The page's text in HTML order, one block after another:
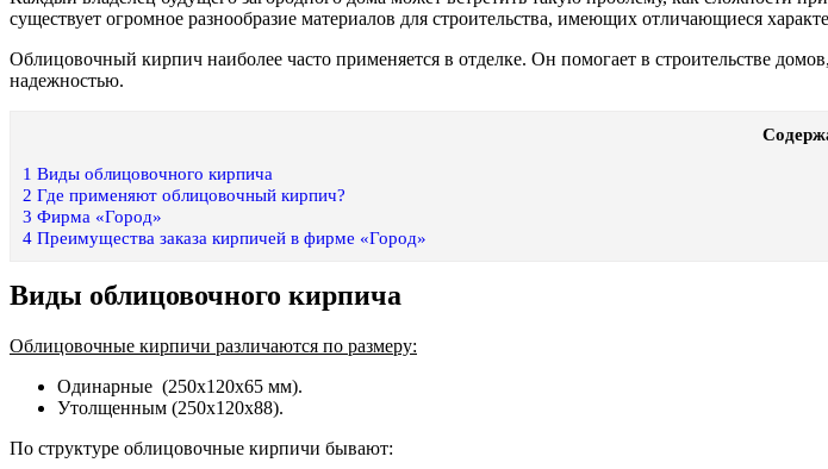
существует огромное разнообразие материалов для строительства, имеющих отличающиеся
Облицовочный кирпич наиболее часто применяется в отделке. Он помогает в строительстве
надежностью.
1 Виды облицовочного кирпича
2 Где применяют облицовочный кирпич?
3 Фирма «Город»
4 Преимущества заказа кирпичей в фирме «Город»
Виды облицовочного кирпича
Облицовочные кирпичи различаются по размеру:
Одинарные (250х120х65 мм).
Утолщенным (250х120х88).
По структуре облицовочные кирпичи бывают: